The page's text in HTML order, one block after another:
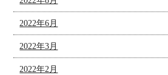
2022年6月
2022年3月
2022年2月